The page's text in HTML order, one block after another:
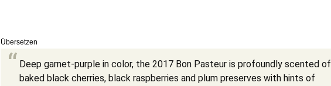
Übersetzen
Deep garnet-purple in color, the 2017 Bon Pasteur is profoundly scented of
baked black cherries, black raspberries and plum preserves with hints of